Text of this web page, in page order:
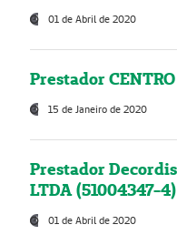
01 de Abril de 2020
Prestador
15 de Janeiro de 2020
Prestador
LTDA (51004347-4)
01 de Abril de 2020